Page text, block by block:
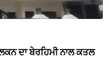
ਦਾ ਬੇਰਹਿਮੀ ਨਾਲ ਕਤਲ